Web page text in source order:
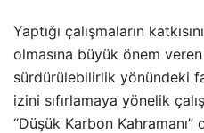
Yaptığı çalışmaların
olmasına büyük önem
sürdürülebilirlik yönündeki
izini sıfırlamaya yönelik
“Düşük Karbon